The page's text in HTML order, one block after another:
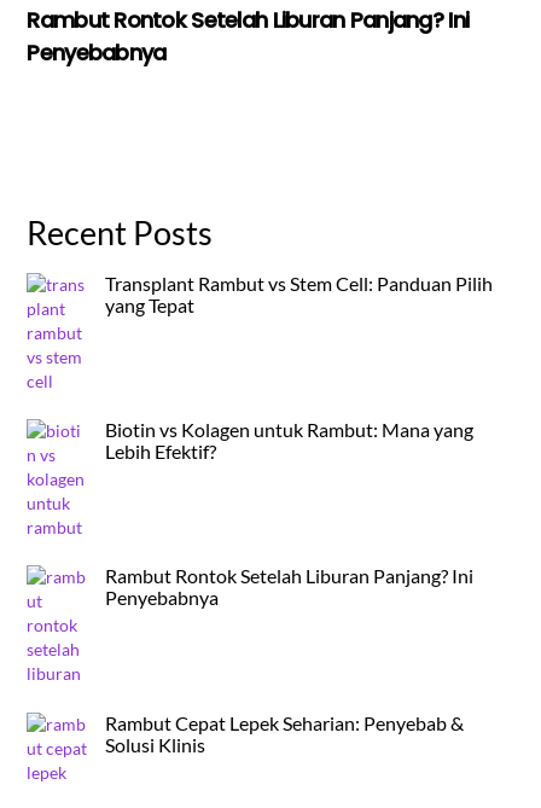
Rambut Rontok Setelah Liburan Panjang? Ini
Penyebabnya
Recent Posts
Transplant Rambut vs Stem Cell: Panduan Pilih
yang Tepat
Biotin vs Kolagen untuk Rambut: Mana yang
Lebih Efektif?
Rambut Rontok Setelah Liburan Panjang? Ini
Penyebabnya
Rambut Cepat Lepek Seharian: Penyebab &
Solusi Klinis